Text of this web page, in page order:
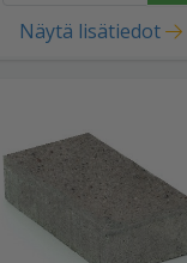
Näytä lisätiedot